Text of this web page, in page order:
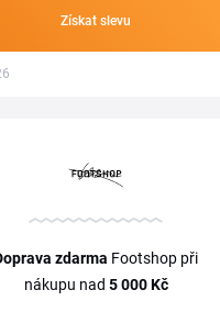
Získat slevu
zdarma Footshop při
nákupu nad 5000 Kč